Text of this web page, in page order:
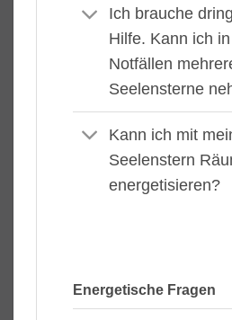
Ich brauche
Hilfe. Kann ich in
Notfällen
Seelensterne
Kann ich mit
Seelenstern
energetisieren?
Energetische Fragen